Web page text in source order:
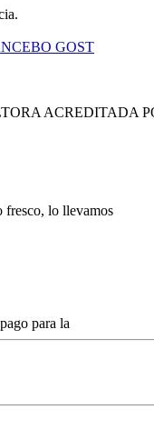
GOST
ACREDITADA
fresco, lo llevamos
para la